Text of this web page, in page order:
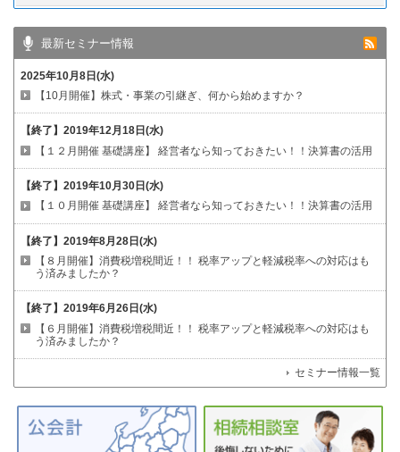
最新セミナー情報
2025年10月8日(水)
【10月開催】株式・事業の引継ぎ、何から始めますか？
【終了】 2019年12月18日(水)
【１２月開催 基礎講座】 経営者なら知っておきたい！！決算書の活用
【終了】 2019年10月30日(水)
【１０月開催 基礎講座】 経営者なら知っておきたい！！決算書の活用
【終了】 2019年8月28日(水)
【８月開催】消費税増税間近！！ 税率アップと軽減税率への対応はも
う済みましたか？
【終了】 2019年6月26日(水)
【６月開催】消費税増税間近！！ 税率アップと軽減税率への対応はも
う済みましたか？
セミナー情報一覧